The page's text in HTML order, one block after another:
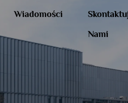
Wiadomości
Nami